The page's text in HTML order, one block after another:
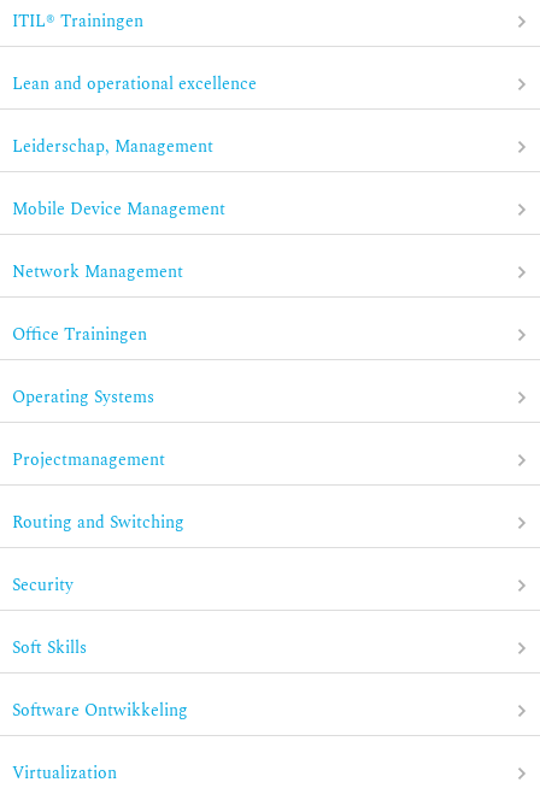
ITIL® Trainingen
Lean and operational excellence
Leiderschap, Management
Mobile Device Management
Network Management
Office Trainingen
Operating Systems
Projectmanagement
Routing and Switching
Security
Soft Skills
Software Ontwikkeling
Virtualization